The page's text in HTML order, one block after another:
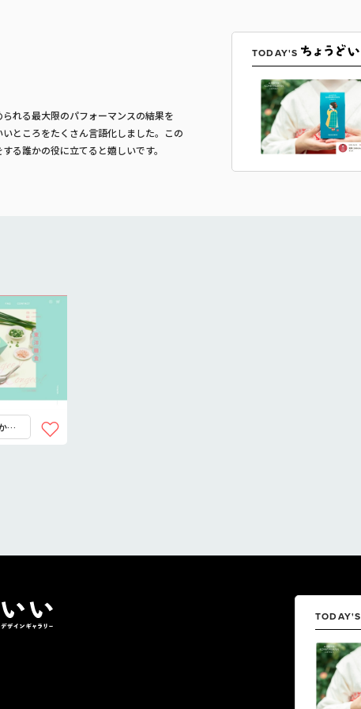
れる最大限のパフォーマンスの結果を
いところをたくさん言語化しました。この
る誰かの役に立てると嬉しいです。
TODAY'S
わ
TODAY'S